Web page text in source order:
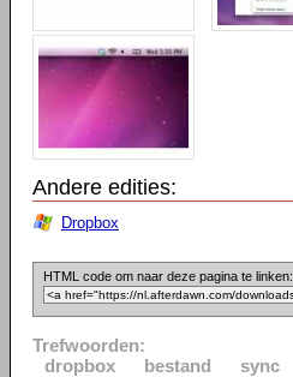
Andere edities:
Dropbox
HTML code om naar deze pagina te linken:
Trefwoorden:
dropbox
bestand sync